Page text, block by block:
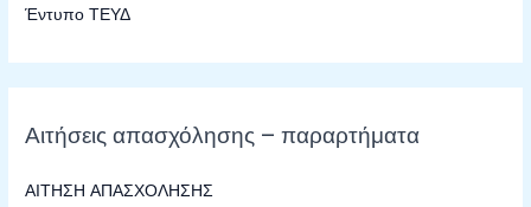
η
η
ι
α
Έντυπο ΤΕΥΔ
Αιτήσεις απασχόλησης – παραρτήματα
ΑΙΤΗΣΗ ΑΠΑΣΧΟΛΗΣΗΣ